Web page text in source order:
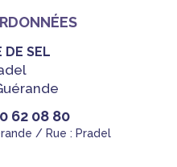
DE SEL
62 08 80
/ Rue : Pradel